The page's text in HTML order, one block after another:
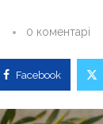
0 коментарі
Facebook